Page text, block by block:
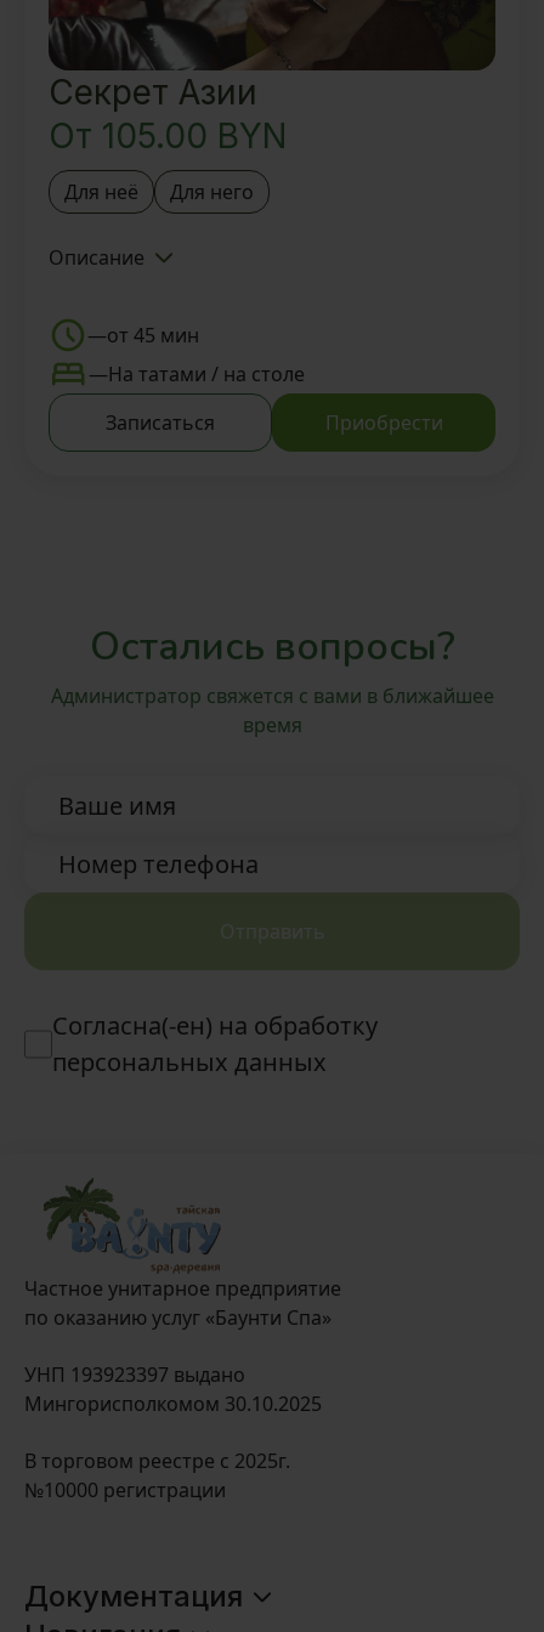
Секрет Азии
От 105.00 BYN
Для неё Для него
Описание
деревней BAUNTY и Мастером
Foot-ритуал
Вкусный ароматный чай и
восточные угощения
—от 45 мин
—На татами / на столе
Записаться
Приобрести
Остались вопросы?
Администратор свяжется с вами в ближайшее
время
Ваше имя
Номер телефона
Отправить
Согласна(-ен) на обработку
персональных данных
Частное унитарное предприятие
по оказанию услуг «Баунти Спа»
УНП 193923397 выдано
Мингорисполкомом 30.10.2025
В торговом реестре с 2025г.
№10000 регистрации
Документация